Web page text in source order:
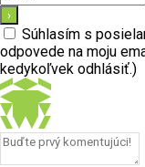
Súhlasím s
odpovede na moju
kedykoľvek odhlásiť.)